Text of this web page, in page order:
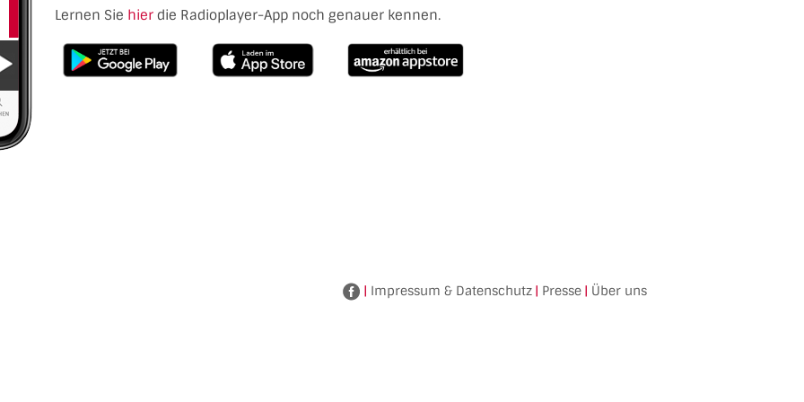
Lernen Sie hier die Radioplayer-App noch genauer kennen.
Facebook
| Impressum & Datenschutz | Presse | Über uns